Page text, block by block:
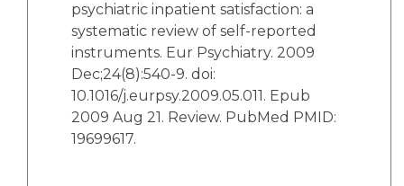
psychiatric inpatient satisfaction: a
systematic review of self-reported
instruments. Eur Psychiatry. 2009
Dec;24(8):540-9. doi:
10.1016/j.eurpsy.2009.05.011. Epub
2009 Aug 21. Review. PubMed PMID:
19699617.